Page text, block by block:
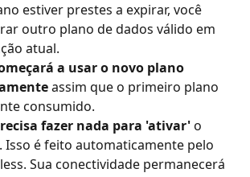
estiver prestes a expirar, você
outro plano de dados válido em
atual.
a usar o novo plano
assim que o primeiro plano
consumido.
fazer nada para 'ativar' o
Isso é feito automaticamente pelo
Sua conectividade permanecerá